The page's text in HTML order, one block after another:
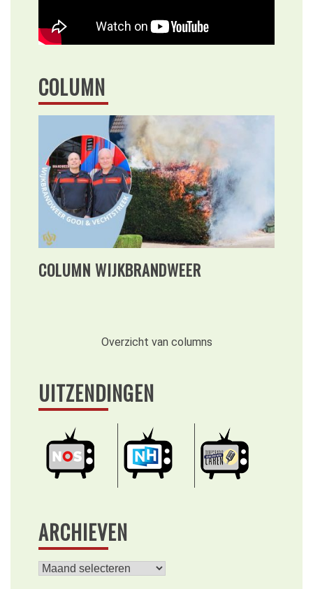
COLUMN
COLUMN WIJKBRANDWEER
Overzicht van columns
UITZENDINGEN
ARCHIEVEN
Archieven